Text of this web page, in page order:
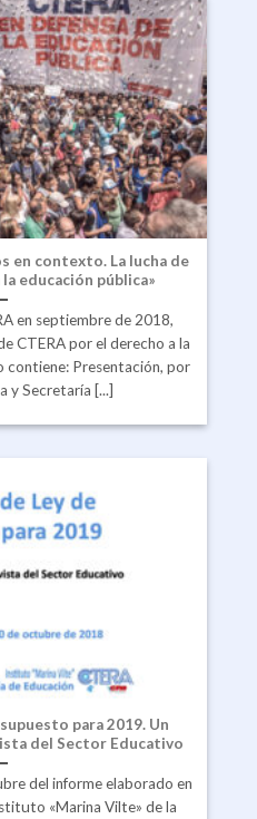
en contexto. La lucha de
educación pública»
en septiembre de 2018,
CTERA por el derecho a la
contiene: Presentación, por
y Secretaría [...]
para 2019. Un
del Sector Educativo
del informe elaborado en
«Marina Vilte» de la